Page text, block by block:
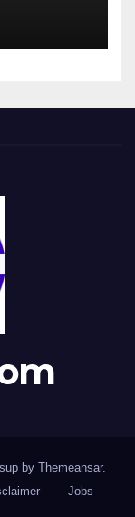
by Themeansar.
Jobs